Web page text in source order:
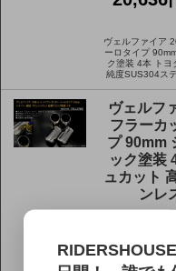
ヴェルファイア
ーロタイプ
ク塗装 4本 トヨ
純度SUS304ス
ヴェルフ
フラーカ
プ 90mm
ック塗装
ュカット
ンレ
ヴェルファイア